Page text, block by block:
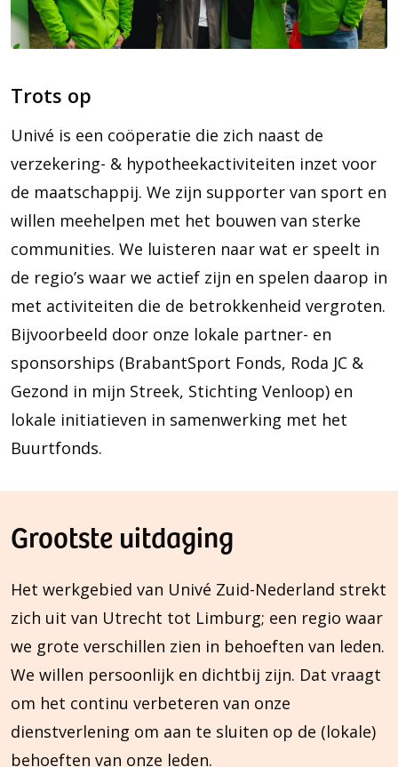
Trots op
Univé is een coöperatie die zich naast de
verzekering- & hypotheekactiviteiten inzet voor
de maatschappij. We zijn supporter van sport en
willen meehelpen met het bouwen van sterke
communities. We luisteren naar wat er speelt in
de regio’s waar we actief zijn en spelen daarop in
met activiteiten die de betrokkenheid vergroten.
Bijvoorbeeld door onze lokale partner- en
sponsorships (BrabantSport Fonds, Roda JC &
Gezond in mijn Streek, Stichting Venloop) en
lokale initiatieven in samenwerking met het
Buurtfonds.
Grootste uitdaging
Het werkgebied van Univé Zuid-Nederland strekt
zich uit van Utrecht tot Limburg; een regio waar
we grote verschillen zien in behoeften van leden.
We willen persoonlijk en dichtbij zijn. Dat vraagt
om het continu verbeteren van onze
dienstverlening om aan te sluiten op de (lokale)
behoeften van onze leden.